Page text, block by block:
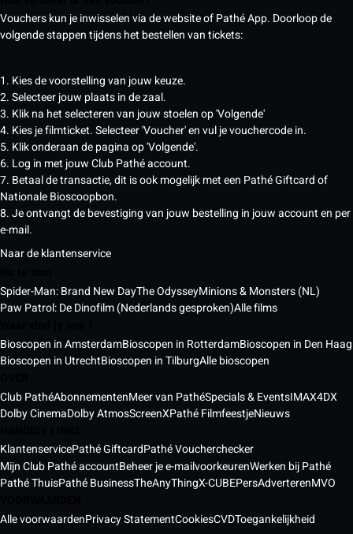
Vouchers kun je inwisselen via de website of Pathé App. Doorloop de
volgende stappen tijdens het bestellen van tickets:
1. Kies de voorstelling van jouw keuze.
2. Selecteer jouw plaats in de zaal.
3. Klik na het selecteren van jouw stoelen op 'Volgende'
4. Kies je filmticket. Selecteer 'Voucher' en vul je vouchercode in.
5. Klik onderaan de pagina op 'Volgende'.
6. Log in met jouw Club Pathé account.
7. Betaal de transactie, dit is ook mogelijk met een Pathé Giftcard of
Nationale Bioscoopbon.
8. Je ontvangt de bevestiging van jouw bestelling in jouw account en per
e-mail.
Naar de klantenservice
Spider-Man: Brand New DayThe OdysseyMinions & Monsters (NL)
Paw Patrol: De Dinofilm (Nederlands gesproken)Alle films
Bioscopen in AmsterdamBioscopen in RotterdamBioscopen in Den Haag
Bioscopen in UtrechtBioscopen in TilburgAlle bioscopen
Club PathéAbonnementenMeer van PathéSpecials & EventsIMAX4DX
Dolby CinemaDolby AtmosScreenXPathé FilmfeestjeNieuws
KlantenservicePathé GiftcardPathé Voucherchecker
Mijn Club Pathé accountBeheer je e-mailvoorkeurenWerken bij Pathé
Pathé ThuisPathé BusinessTheAnyThingX-CUBEPersAdverterenMVO
Alle voorwaardenPrivacy StatementCookiesCVDToegankelijkheid